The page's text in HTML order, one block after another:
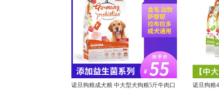
诺旦狗粮成犬粮 中大型犬狗粮5斤牛肉口
诺旦狗粮